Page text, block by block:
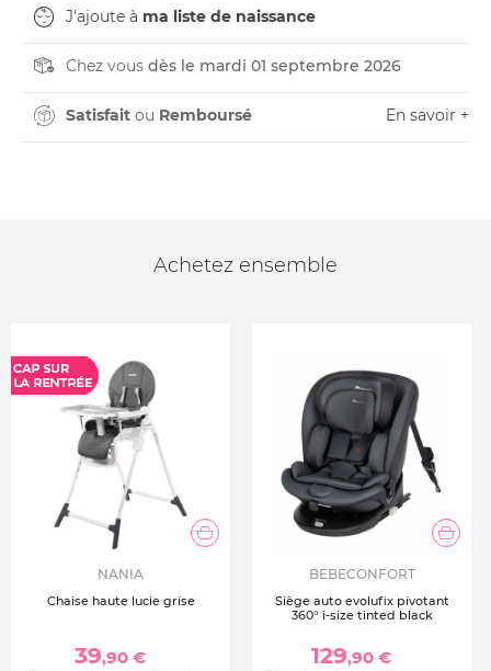
J'ajoute à ma liste de naissance
Chez vous dès le mardi 01 septembre 2026
Satisfait ou Remboursé En savoir +
Achetez ensemble
NANIA
Chaise haute lucie grise
39,90 €
BEBECONFORT
Siège auto evolufix pivotant
360° i-size tinted black
129,90 €